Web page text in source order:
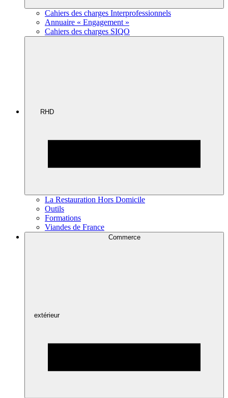
Cahiers des charges Interprofessionnels
Annuaire « Engagement »
Cahiers des charges SIQO
RHD
La Restauration Hors Domicile
Outils
Formations
Viandes de France
Commerce
extérieur